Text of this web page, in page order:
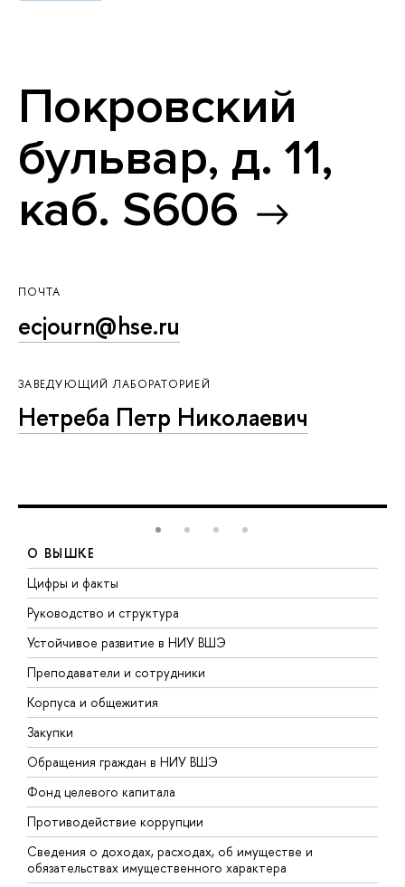
Покровский
бульвар, д. 11,
каб. S606
ПОЧТА
ecjourn@hse.ru
ЗАВЕДУЮЩИЙ ЛАБОРАТОРИЕЙ
Нетреба Петр Николаевич
О ВЫШКЕ
Цифры и факты
Руководство и структура
Устойчивое развитие в НИУ ВШЭ
Преподаватели и сотрудники
Корпуса и общежития
Закупки
Обращения граждан в НИУ ВШЭ
Фонд целевого капитала
Противодействие коррупции
Сведения о доходах, расходах, об имуществе и
обязательствах имущественного характера